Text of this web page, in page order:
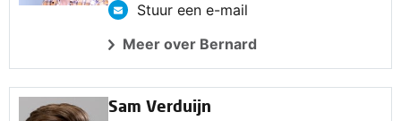
Stuur een e-mail
Meer over Bernard
Sam Verduijn